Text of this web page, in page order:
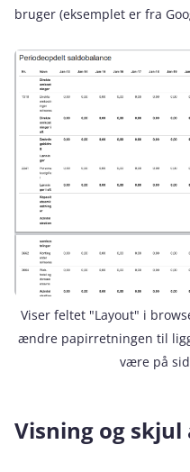
bruger (eksemplet er fra
Viser feltet "Layout" i
ændre papirretningen til
være på
Visning og